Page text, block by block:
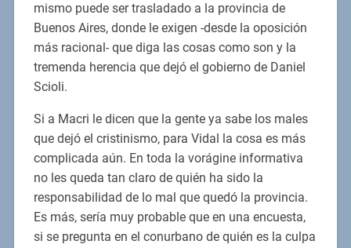
mismo puede ser trasladado a la provincia de
Buenos Aires, donde le exigen -desde la oposición
más racional- que diga las cosas como son y la
tremenda herencia que dejó el gobierno de Daniel
Scioli.
Si a Macri le dicen que la gente ya sabe los males
que dejó el cristinismo, para Vidal la cosa es más
complicada aún. En toda la vorágine informativa
no les queda tan claro de quién ha sido la
responsabilidad de lo mal que quedó la provincia.
Es más, sería muy probable que en una encuesta,
si se pregunta en el conurbano de quién es la culpa